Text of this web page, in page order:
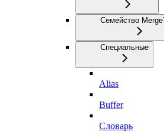
Семейство
Специальные
Alias
Buffer
Словарь